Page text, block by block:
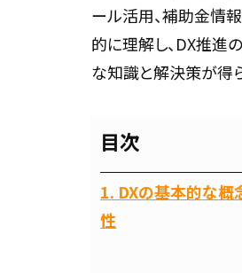
ール活用、補助金情
的に理解し、DX推進
な知識と解決策が得
目次
1. DXの基本的な概
性